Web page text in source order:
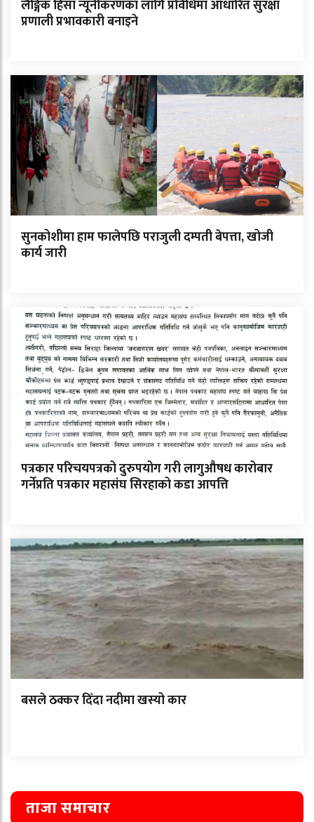
लैङ्गिक हिंसा न्यूनीकरणका लागि प्रविधिमा आधारित सुरक्षा
प्रणाली प्रभावकारी बनाइने
सुनकोशीमा हाम फालेपछि पराजुली दम्पती बेपत्ता, खोजी
कार्य जारी
पत्रकार परिचयपत्रको दुरुपयोग गरी लागुऔषध कारोबार
गर्नेप्रति पत्रकार महासंघ सिरहाको कडा आपत्ति
बसले ठक्कर दिँदा नदीमा खस्यो कार
ताजा समाचार